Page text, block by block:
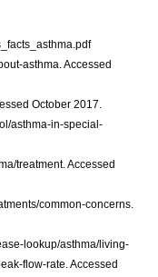
asthma. Accessed
October 2017.
asthma-in-special-
treatment. Accessed
common-concerns.
lookup/asthma/living-
flow-rate. Accessed